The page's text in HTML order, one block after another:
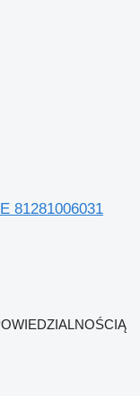
81281006031